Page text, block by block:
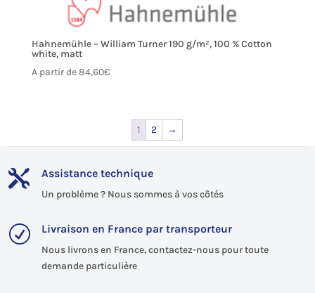
Hahnemühle – William Turner 190 g/m², 100 % Cotton
white, matt
A partir de84,60€
1 2 →
 Assistance technique
Un problème ? Nous sommes à vos côtés
R Livraison en France par transporteur
Nous livrons en France, contactez-nous pour toute
demande particulière